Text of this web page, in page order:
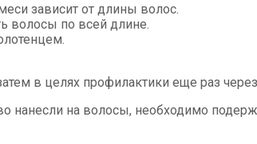
зависит от длины волос.
волосы по всей длине.
в целях профилактики еще раз
на волосы, необходимо